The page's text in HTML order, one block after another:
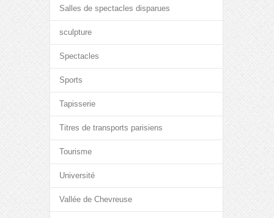
Salles de spectacles disparues
sculpture
Spectacles
Sports
Tapisserie
Titres de transports parisiens
Tourisme
Université
Vallée de Chevreuse